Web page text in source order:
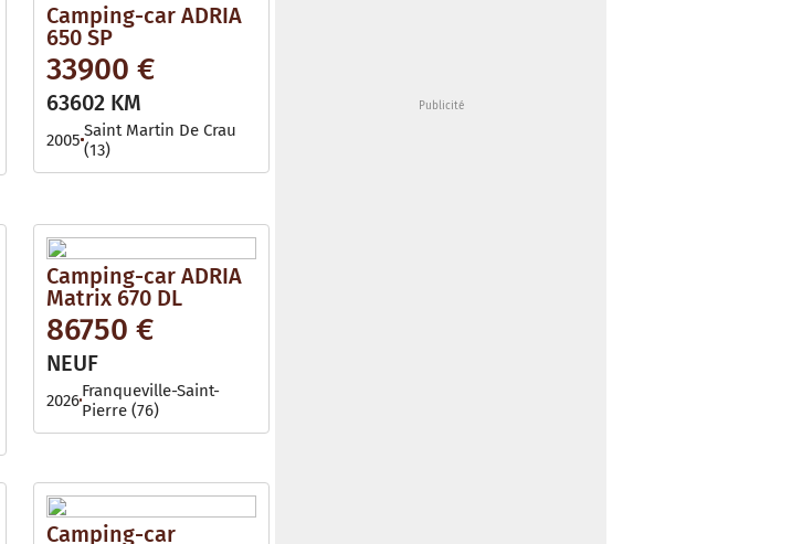
Camping-car ADRIA
650 SP
33900 €
63602 KM
2005 Saint Martin De Crau
(13)
Camping-car ADRIA
Matrix 670 DL
86750 €
NEUF
2026Franqueville-Saint-
Pierre (76)
Camping-car